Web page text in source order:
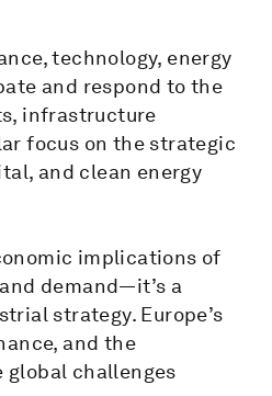
technology, energy
and respond to the
infrastructure
focus on the strategic
and clean energy
implications of
demand—it’s a
strategy. Europe’s
and the
global challenges